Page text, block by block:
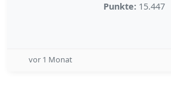
Punkte: 15.447
vor 1 Monat